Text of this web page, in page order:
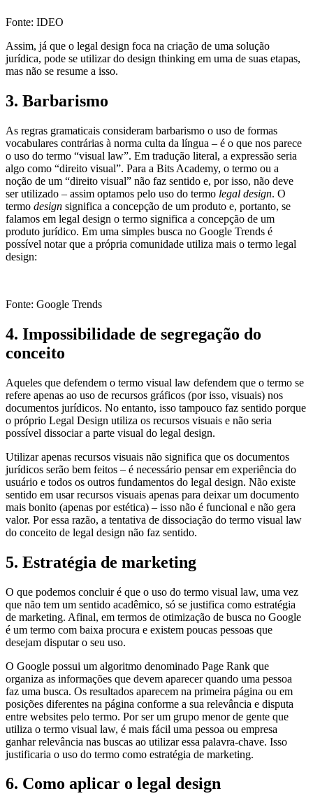
Fonte: IDEO
Assim, já que o legal design foca na criação de uma solução
jurídica, pode se utilizar do design thinking em uma de suas etapas,
mas não se resume a isso.
3. Barbarismo
As regras gramaticais consideram barbarismo o uso de formas
vocabulares contrárias à norma culta da língua – é o que nos parece
o uso do termo “visual law”. Em tradução literal, a expressão seria
algo como “direito visual”. Para a Bits Academy, o termo ou a
noção de um “direito visual” não faz sentido e, por isso, não deve
ser utilizado – assim optamos pelo uso do termo legal design. O
termo design significa a concepção de um produto e, portanto, se
falamos em legal design o termo significa a concepção de um
produto jurídico. Em uma simples busca no Google Trends é
possível notar que a própria comunidade utiliza mais o termo legal
design:
Fonte: Google Trends
4. Impossibilidade de segregação do
conceito
Aqueles que defendem o termo visual law defendem que o termo se
refere apenas ao uso de recursos gráficos (por isso, visuais) nos
documentos jurídicos. No entanto, isso tampouco faz sentido porque
o próprio Legal Design utiliza os recursos visuais e não seria
possível dissociar a parte visual do legal design.
Utilizar apenas recursos visuais não significa que os documentos
jurídicos serão bem feitos – é necessário pensar em experiência do
usuário e todos os outros fundamentos do legal design. Não existe
sentido em usar recursos visuais apenas para deixar um documento
mais bonito (apenas por estética) – isso não é funcional e não gera
valor. Por essa razão, a tentativa de dissociação do termo visual law
do conceito de legal design não faz sentido.
5. Estratégia de marketing
O que podemos concluir é que o uso do termo visual law, uma vez
que não tem um sentido acadêmico, só se justifica como estratégia
de marketing. Afinal, em termos de otimização de busca no Google
é um termo com baixa procura e existem poucas pessoas que
desejam disputar o seu uso.
O Google possui um algoritmo denominado Page Rank que
organiza as informações que devem aparecer quando uma pessoa
faz uma busca. Os resultados aparecem na primeira página ou em
posições diferentes na página conforme a sua relevância e disputa
entre websites pelo termo. Por ser um grupo menor de gente que
utiliza o termo visual law, é mais fácil uma pessoa ou empresa
ganhar relevância nas buscas ao utilizar essa palavra-chave. Isso
justificaria o uso do termo como estratégia de marketing.
6. Como aplicar o legal design